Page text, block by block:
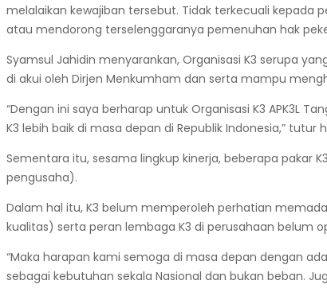
melalaikan kewajiban tersebut. Tidak terkecuali kepada
atau mendorong terselenggaranya pemenuhan hak
Syamsul Jahidin menyarankan, Organisasi K3 serupa
di akui oleh Dirjen Menkumham dan serta mampu
“Dengan ini saya berharap untuk Organisasi K3 APK3L
K3 lebih baik di masa depan di Republik Indonesia,” tutur
Sementara itu, sesama lingkup kinerja, beberapa pakar
pengusaha).
Dalam hal itu, K3 belum memperoleh perhatian
kualitas) serta peran lembaga K3 di perusahaan belum
“Maka harapan kami semoga di masa depan dengan
sebagai kebutuhan sekala Nasional dan bukan beban.